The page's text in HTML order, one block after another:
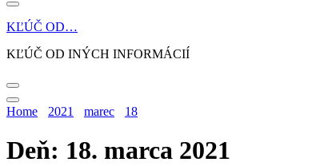
KĽÚČ OD…
KĽÚČ OD INÝCH INFORMÁCIÍ
Home 2021 marec 18
Deň: 18. marca 2021